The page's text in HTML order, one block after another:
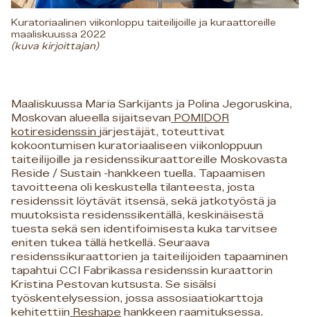
Kuratoriaalinen viikonloppu taiteilijoille ja kuraattoreille
maaliskuussa 2022
(kuva kirjoittajan)
Maaliskuussa Maria Sarkijants ja Polina Jegoruskina,
Moskovan alueella sijaitsevan POMIDOR
kotiresidenssin järjestäjät, toteuttivat
kokoontumisen kuratoriaaliseen viikonloppuun
taiteilijoille ja residenssikuraattoreille Moskovasta
Reside / Sustain -hankkeen tuella. Tapaamisen
tavoitteena oli keskustella tilanteesta, josta
residenssit löytävät itsensä, sekä jatkotyöstä ja
muutoksista residenssikentällä, keskinäisestä
tuesta sekä sen identifoimisesta kuka tarvitsee
eniten tukea tällä hetkellä. Seuraava
residenssikuraattorien ja taiteilijoiden tapaaminen
tapahtui CCI Fabrikassa residenssin kuraattorin
Kristina Pestovan kutsusta. Se sisälsi
työskentelysession, jossa assosiaatiokarttoja
kehitettiin Reshape hankkeen raamituksessa.